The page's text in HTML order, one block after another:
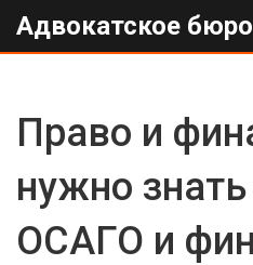
Адвокатское
Право и
нужно
ОСАГО и